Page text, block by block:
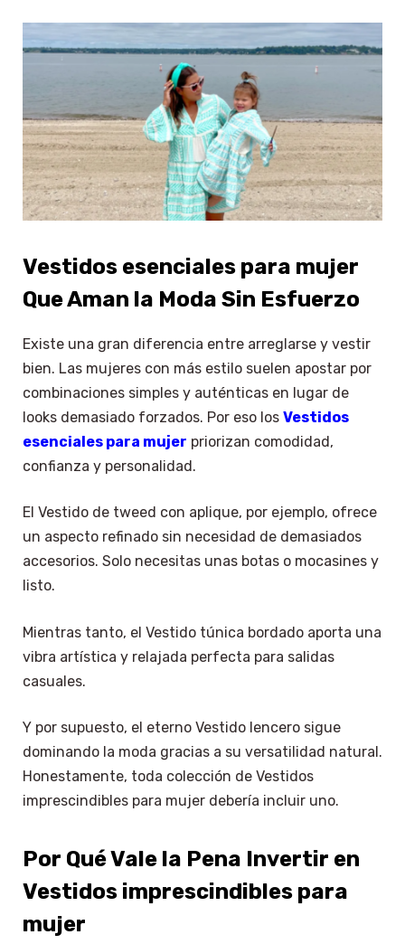
Vestidos esenciales para mujer
Que Aman la Moda Sin Esfuerzo
Existe una gran diferencia entre arreglarse y vestir
bien. Las mujeres con más estilo suelen apostar por
combinaciones simples y auténticas en lugar de
looks demasiado forzados. Por eso los Vestidos
esenciales para mujer priorizan comodidad,
confianza y personalidad.
El Vestido de tweed con aplique, por ejemplo, ofrece
un aspecto refinado sin necesidad de demasiados
accesorios. Solo necesitas unas botas o mocasines y
listo.
Mientras tanto, el Vestido túnica bordado aporta una
vibra artística y relajada perfecta para salidas
casuales.
Y por supuesto, el eterno Vestido lencero sigue
dominando la moda gracias a su versatilidad natural.
Honestamente, toda colección de Vestidos
imprescindibles para mujer debería incluir uno.
Por Qué Vale la Pena Invertir en
Vestidos imprescindibles para
mujer